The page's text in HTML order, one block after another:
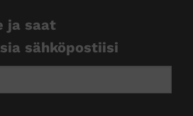
ja saat
sähköpostiisi